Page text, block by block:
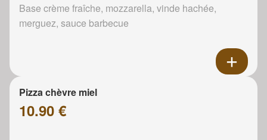
Base crème fraîche, mozzarella, vinde hachée,
merguez, sauce barbecue
Pizza chèvre miel
10.90 €